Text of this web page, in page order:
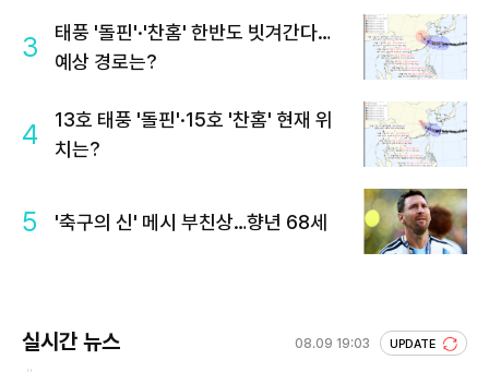
3
태풍 '돌핀'·'찬홈' 한반도 빗겨간다…
예상 경로는?
4
13호 태풍 '돌핀'·15호 '찬홈' 현재 위
치는?
5 '축구의 신' 메시 부친상…향년 68세
실시간 뉴스 08.09 19:03 UPDATE